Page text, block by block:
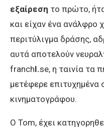
εξαίρεση το πρώτο,
και είχαν ένα
περιτύλιγμα δράσης,
αυτά αποτελούν
franchI.se, η ταινία τα
μετέφερε επιτυχημένα
κινηματογράφου.
Ο Tom, έχει